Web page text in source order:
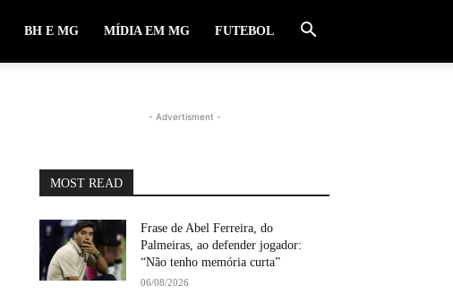
BH E MG MÍDIA EM MG FUTEBOL
- Advertisment -
MOST READ
Frase de Abel Ferreira, do
Palmeiras, ao defender jogador:
“Não tenho memória curta”
06/08/2026